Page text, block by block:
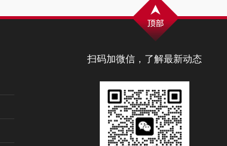
扫码加微信，了解最新动态